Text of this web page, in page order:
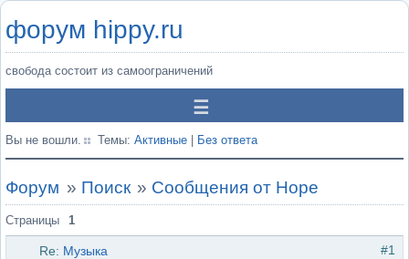
форум hippy.ru
свобода состоит из самоограничений
Вы не вошли. Темы: Активные Без ответа
Форум » Поиск » Сообщения от Hope
Страницы 1
#1
Re: Музыка